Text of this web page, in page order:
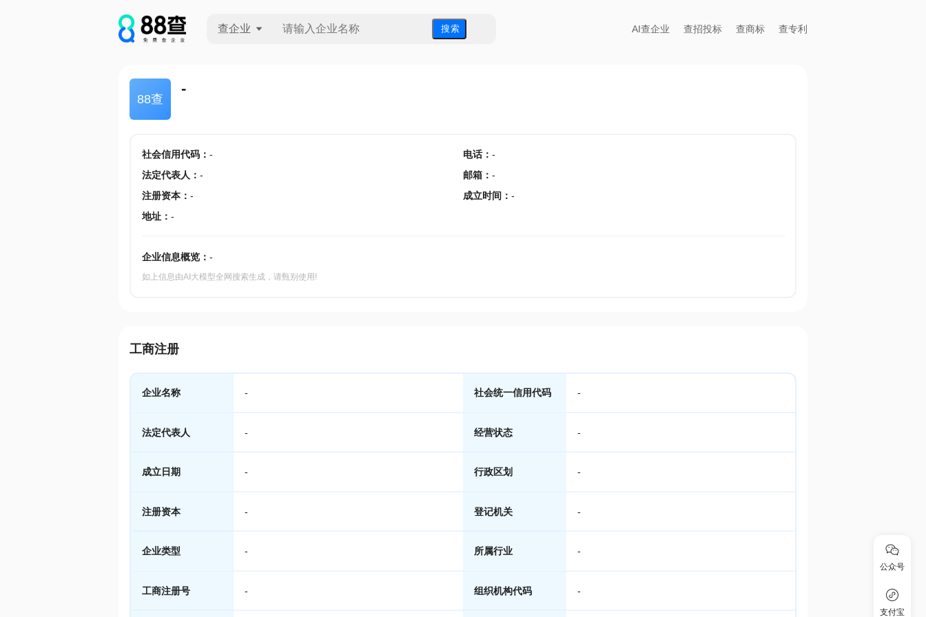
查企业 搜 索 AI查企业 查招投标 查商标 查专利
88查
-
社会信用代码： - 电话： -
法定代表人 ： - 邮箱 ： -
注册资本： - 成立时间 ： -
地址： -
企业信息概览： -
如上信息由AI大模型全网搜索生成，请甄别使用!
工商注册
企业名称 - 社会统一信用代码 -
法定代表人 - 经营状态 -
成立日期 - 行政区划 -
注册资本 - 登记机关 -
企业类型 - 所属行业 -
工商注册号 - 组织机构代码 -
公众号
支付宝